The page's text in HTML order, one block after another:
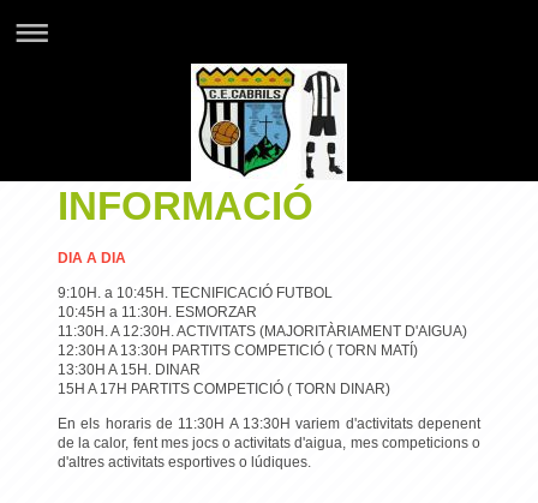
INFORMACIÓ
DIA A DIA
9:10H. a 10:45H. TECNIFICACIÓ FUTBOL
10:45H a 11:30H. ESMORZAR
11:30H. A 12:30H. ACTIVITATS (MAJORITÀRIAMENT D'AIGUA)
12:30H A 13:30H PARTITS COMPETICIÓ ( TORN MATÍ)
13:30H A 15H. DINAR
15H A 17H PARTITS COMPETICIÓ ( TORN DINAR)
En els horaris de 11:30H A 13:30H variem d'activitats depenent
de la calor, fent mes jocs o activitats d'aigua, mes competicions o
d'altres activitats esportives o lúdiques.